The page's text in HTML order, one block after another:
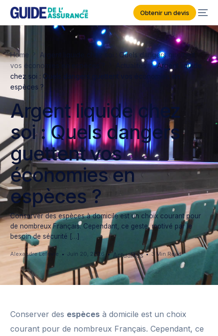
Obtenir un devis
Home
Argent liquide chez soi : Quels dangers guettent
vos économies en espèces ?
Actualités
Argent liquide
chez soi : Quels dangers guettent vos économies en
espèces ?
Argent liquide chez
soi : Quels dangers
guettent vos
économies en
espèces ?
Conserver des espèces à domicile est un choix courant pour
de nombreux Français. Cependant, ce geste, motivé par le
besoin de sécurité […]
Alexandre Lefèvre Juin 20, 2026 Actualités 3 Min Read
Conserver des espèces à domicile est un choix
courant pour de nombreux Français. Cependant, ce